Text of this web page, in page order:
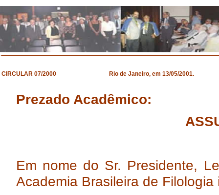
CIRCULAR 07/2000 Rio de Janeiro, em 13/05/2001.
Prezado Acadêmico:
Em nome do Sr. Presidente,
Academia Brasileira de Filologia